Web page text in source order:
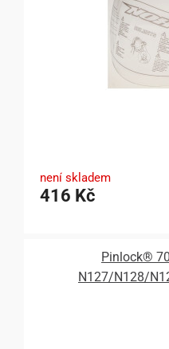
není skladem
416 Kč
Pinlock®
N127/N128/